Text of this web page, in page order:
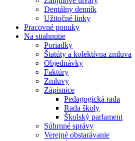
Dentálny denník
Užitočné linky
Pracovné ponuky
Na stiahnutie
Poriadky
Štatúty a kolektívna zmluva
Objednávky
Faktúry
Zmluvy
Zápisnice
Pedagogická rada
Rada školy
Školský parlament
Súhrnné správy
Verejné obstarávanie